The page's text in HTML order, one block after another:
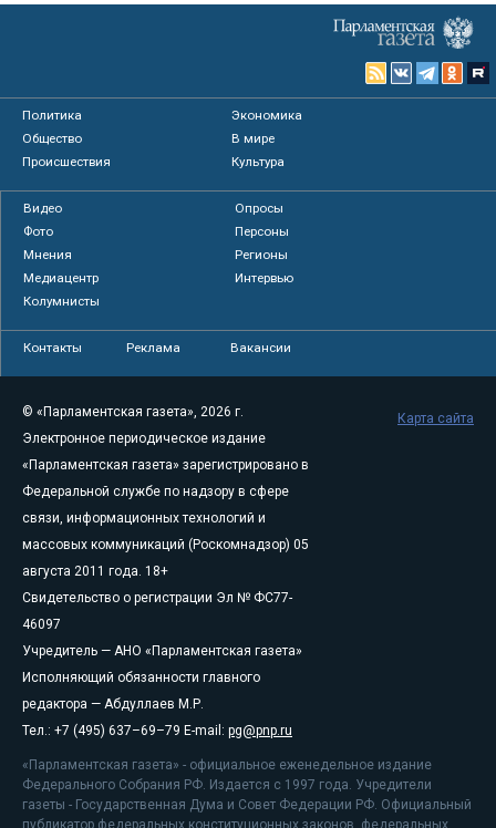
Политика
Экономика
Общество
В мире
Происшествия
Культура
Видео
Опросы
Фото
Персоны
Мнения
Регионы
Медиацентр
Интервью
Колумнисты
Контакты Реклама Вакансии
© «Парламентская газета», 2026 г.
Электронное периодическое издание
«Парламентская газета» зарегистрировано в
Федеральной службе по надзору в сфере
связи, информационных технологий и
массовых коммуникаций (Роскомнадзор) 05
августа 2011 года. 18+
Свидетельство о регистрации Эл № ФС77-
46097
Учредитель — АНО «Парламентская газета»
Исполняющий обязанности главного
редактора — Абдуллаев М.Р.
Тел.: +7 (495) 637–69–79 E-mail: pg@pnp.ru
«Парламентская газета» - официальное еженедельное издание
Федерального Собрания РФ. Издается с 1997 года. Учредители
газеты - Государственная Дума и Совет Федерации РФ. Официальный
публикатор федеральных конституционных законов, федеральных
Карта сайта